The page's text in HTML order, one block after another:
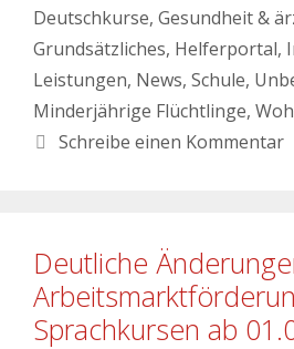
Deutschkurse, Gesundheit &
Grundsätzliches, Helferportal,
Leistungen, News, Schule,
Minderjährige Flüchtlinge,
Schreibe einen Kommentar
Deutliche
Sprachkursen ab